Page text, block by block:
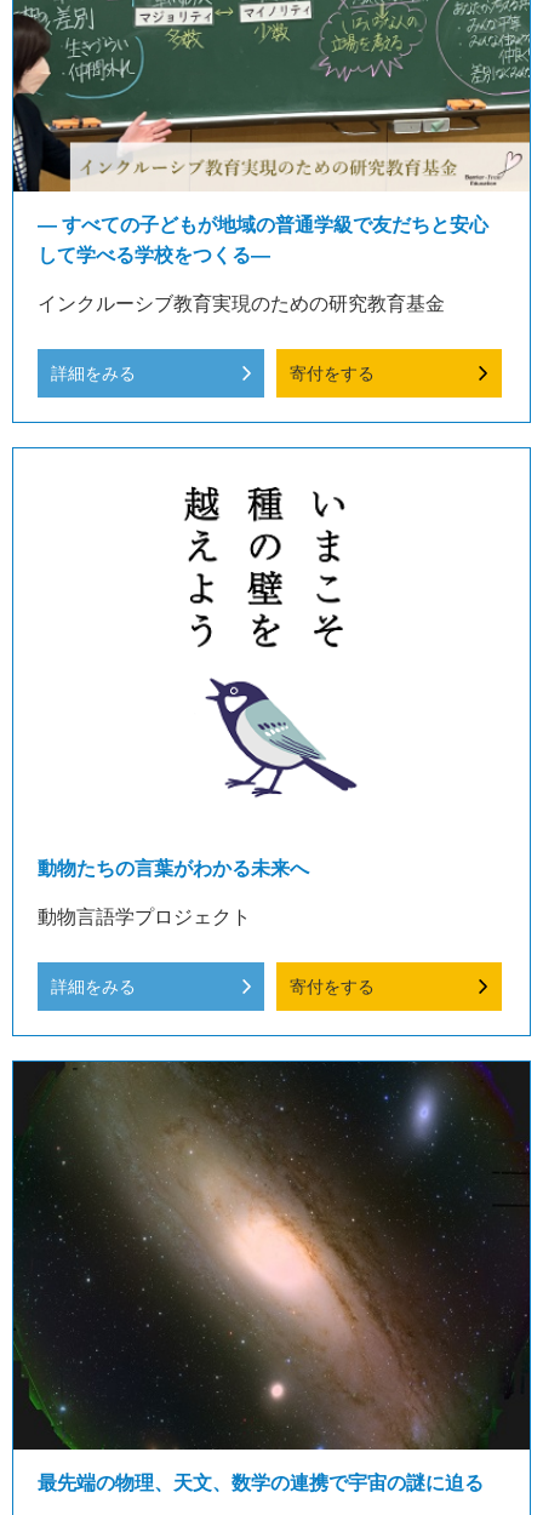
― すべての子どもが地域の普通学級で友だちと安心
して学べる学校をつくる―
インクルーシブ教育実現のための研究教育基金
詳細をみる 寄付をする
動物たちの言葉がわかる未来へ
動物言語学プロジェクト
詳細をみる 寄付をする
最先端の物理、天文、数学の連携で宇宙の謎に迫る